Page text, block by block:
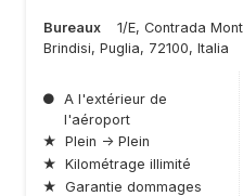
Bureaux
1/E, Contrada
Brindisi, Puglia, 72100, Italia
● A l'extérieur de
l'aéroport
★ Plein → Plein
★ Kilométrage illimité
★ Garantie dommages